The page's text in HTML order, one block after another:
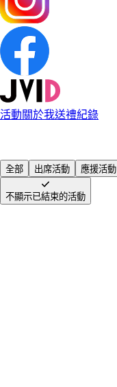
活動關於我送禮紀錄
全部 出席活動 應援活動
不顯示已結束的活動